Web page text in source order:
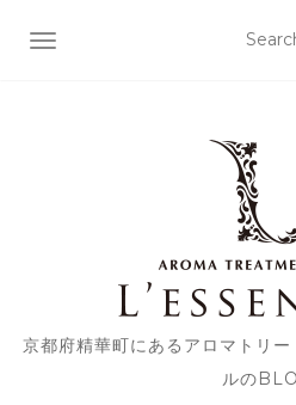
TOGGLE NAVIGATION
京都府精華町にあるアロマトリ
ルの